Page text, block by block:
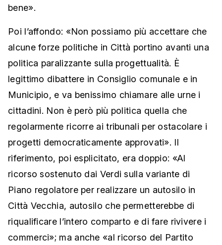
bene».
Poi l’affondo: «Non possiamo più accettare che
alcune forze politiche in Città portino avanti una
politica paralizzante sulla progettualità. È
legittimo dibattere in Consiglio comunale e in
Municipio, e va benissimo chiamare alle urne i
cittadini. Non è però più politica quella che
regolarmente ricorre ai tribunali per ostacolare i
progetti democraticamente approvati». Il
riferimento, poi esplicitato, era doppio: «Al
ricorso sostenuto dai Verdi sulla variante di
Piano regolatore per realizzare un autosilo in
Città Vecchia, autosilo che permetterebbe di
riqualificare l’intero comparto e di fare rivivere i
commerci»; ma anche «al ricorso del Partito